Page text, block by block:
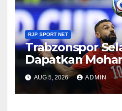
RJP SPORT NET
Trabzonspor
Dapatkan
AUG 5, 2026 ADMIN